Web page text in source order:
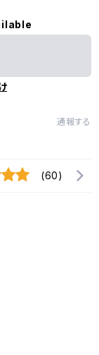
通報する
(60)